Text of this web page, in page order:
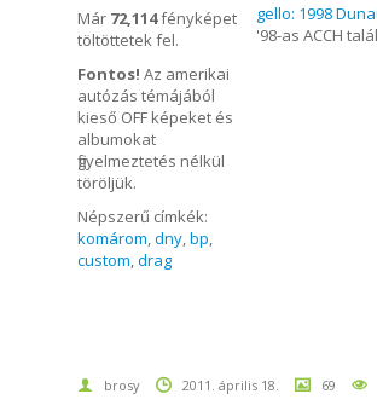
Már 72,114fényképet
töltöttetek fel.
Fontos! Az amerikai
autózás témájából
kieső OFF képeket és
albumokat
figyelmeztetés nélkül
töröljük.
Népszerű címkék:
komárom dny bp
custom drag
gello: 1998
'98-as ACCH
brosy 2011. április 18. 69